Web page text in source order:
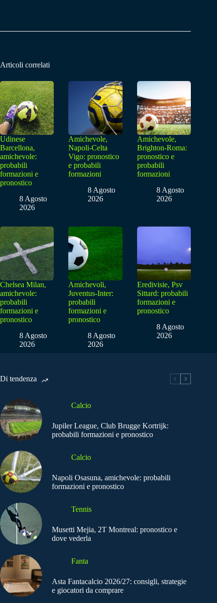
Articoli correlati
Udinese
Barcellona,
amichevole:
probabili
formazioni e
pronostico
8 Agosto
2026
Amichevole,
Napoli-Celta
Vigo: pronostico
e probabili
formazioni
8 Agosto
2026
Amichevole,
Brighton-Roma:
pronostico e
probabili
formazioni
8 Agosto
2026
Chelsea Milan,
amichevole:
probabili
formazioni e
pronostico
8 Agosto
2026
Amichevoli,
Juventus-Inter:
probabili
formazioni e
pronostico
8 Agosto
2026
Eredivisie, Psv
Sittard: probabili
formazioni e
pronostico
8 Agosto
2026
Di tendenza
Calcio
Jupiler League, Club Brugge Kortrijk:
probabili formazioni e pronostico
Calcio
Napoli Osasuna, amichevole: probabili
formazioni e pronostico
Tennis
Musetti Mejia, 2T Montreal: pronostico e
dove vederla
Fanta
Asta Fantacalcio 2026/27: consigli, strategie
e giocatori da comprare